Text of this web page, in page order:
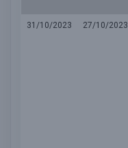
31/10/2023
27/10/2023